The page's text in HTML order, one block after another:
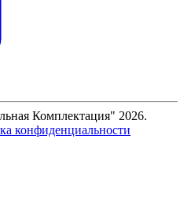
Комплектация" 2026.
конфиденциальности